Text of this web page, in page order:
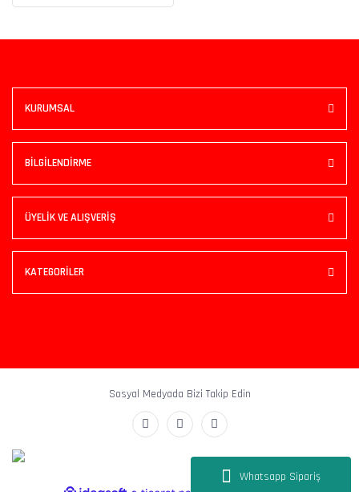
Whatsapp Sipariş
KURUMSAL
BİLGİLENDİRME
ÜYELİK VE ALIŞVERİŞ
KATEGORİLER
Sosyal Medyada Bizi Takip Edin